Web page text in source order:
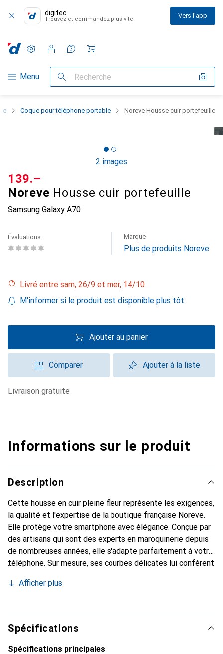
digitec
Trouvez et commandez plus vite Vers l'app
Navigation par catégorie
Menu Recherche
Paramètres
Compte client
Listes de comparaison
Listes d'envies
Panier
Coque pour téléphone portable Noreve Housse cuir portefeuille
2 images
Noreve Housse cuir portefeuille
Samsung Galaxy A70
CHF
139.–
Évaluations Marque
Plus de produits Noreve
Livré entre sam, 26/9 et mer, 14/10
M'informer si le produit est disponible plus tôt
Ajouter au panier
Comparer Ajouter à la liste
livraison gratuite
Informations sur le produit
Description
Cette housse en cuir pleine fleur représente les exigences,
la qualité et l'expertise de la boutique française Noreve.
Elle protège votre smartphone avec élégance. Conçue par
des artisans qui sont des experts en maroquinerie depuis
de nombreuses années, elle s'adapte parfaitement à votre
téléphone. Sur mesure, ses courbes délicates lui confèrent
et indispensable pour votre smartphone. Reconnaître
marque Noreve est un choix sûr pour une clientèle
exigeante.
Afficher plus
Spécifications
Spécifications principales